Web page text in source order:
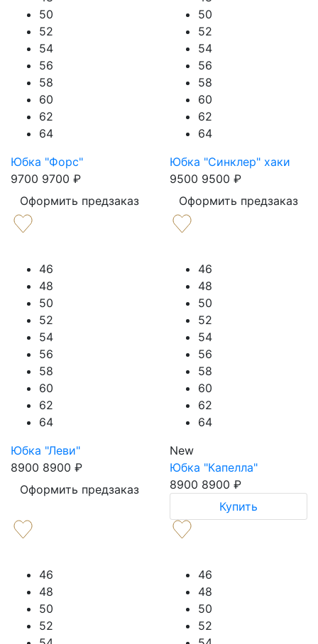
50
52
54
56
58
60
62
64
Юбка "Форс"
9700 9700 ₽
Оформить предзаказ
50
52
54
56
58
60
62
64
Юбка "Синклер" хаки
9500 9500 ₽
Оформить предзаказ
46
48
50
52
54
56
58
60
62
64
Юбка "Леви"
8900 8900 ₽
Оформить предзаказ
46
48
50
52
54
56
58
60
62
64
New
Юбка "Капелла"
8900 8900 ₽
Купить
46
48
50
52
46
48
50
52